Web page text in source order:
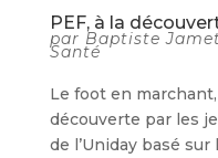
PEF, à la
par Baptiste
Santé
Le foot en
découverte par les
de l’Uniday basé